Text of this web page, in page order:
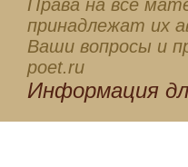
Права на все
принадлежат их
Ваши вопросы и
poet.ru
Информация